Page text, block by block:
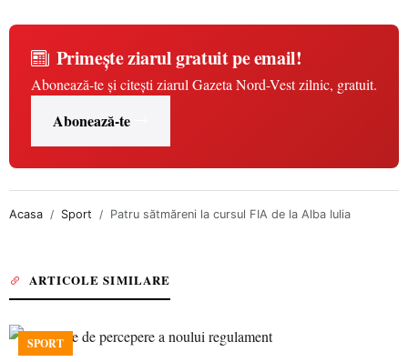
Primește ziarul gratuit pe email!
Abonează-te și citești ziarul Gazeta Nord-Vest zilnic, gratuit.
Abonează-te
Acasa Sport Patru sătmăreni la cursul FIA de la Alba Iulia
ARTICOLE SIMILARE
SPORT